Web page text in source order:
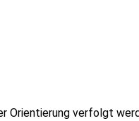
Orientierung verfolgt